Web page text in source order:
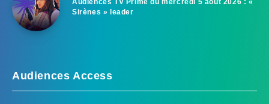
Audiences TV Prime du mercredi 5 août 2026 : «
Sirènes » leader
Audiences Access